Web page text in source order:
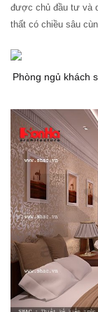
được chủ đầu tư và
thất có chiều sâu
Phòng ngủ khách